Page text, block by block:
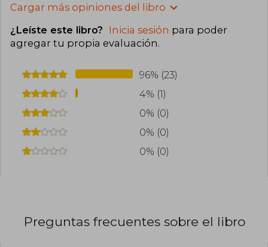
Cargar más opiniones del libro
¿Leíste este libro? Inicia sesión para poder
agregar tu propia evaluación.
96% (23)
4% (1)
0% (0)
0% (0)
0% (0)
Preguntas frecuentes sobre el libro